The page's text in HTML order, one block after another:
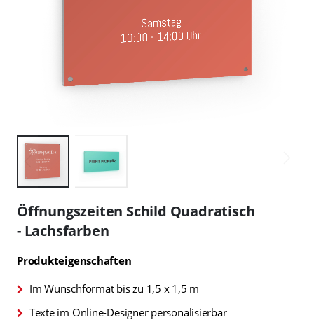
Anfang
der
Bildgalerie
Öffnungszeiten Schild Quadratisch
- Lachsfarben
Produkteigenschaften
Im Wunschformat bis zu 1,5 x 1,5 m
Texte im Online-Designer personalisierbar